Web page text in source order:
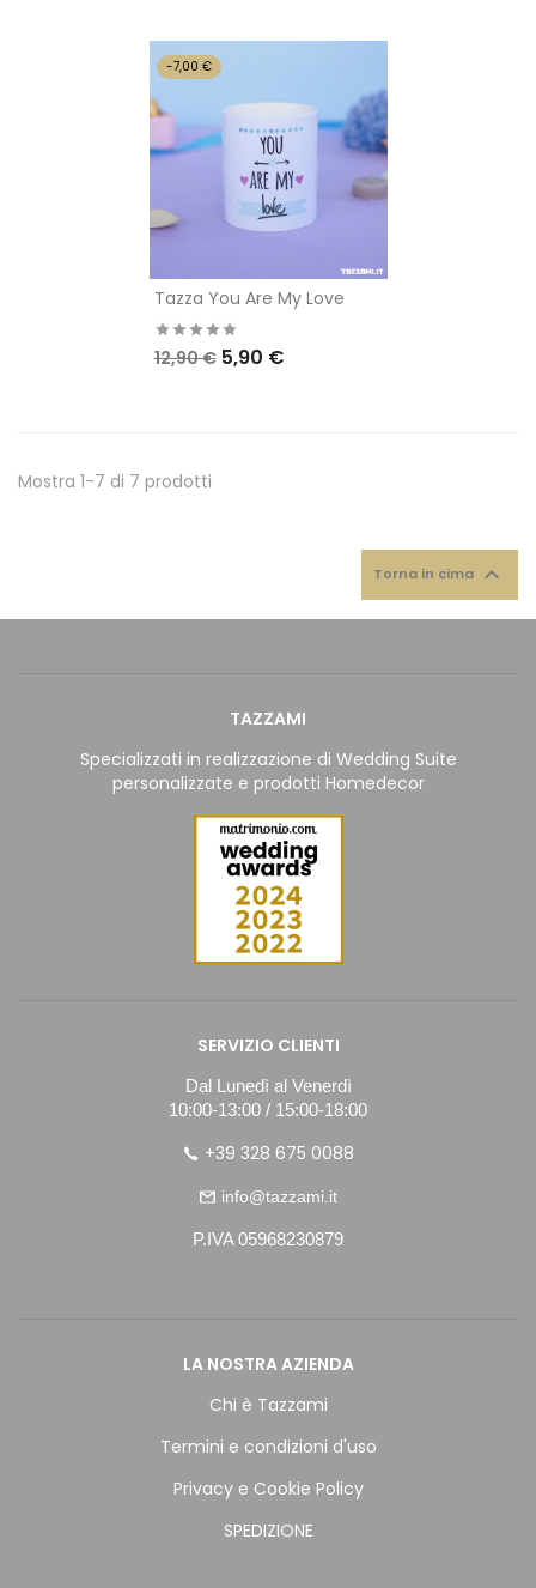
Tazza You Are My Love
12,90 € 5,90 €
-7,00 €
Mostra 1-7 di 7 prodotti
Torna in cima 
TAZZAMI
Specializzati in realizzazione di Wedding Suite
personalizzate e prodotti Homedecor
SERVIZIO CLIENTI
Dal Lunedì al Venerdì
10:00-13:00 / 15:00-18:00
+39 328 675 0088
info@tazzami.it
P.IVA 05968230879
LA NOSTRA AZIENDA
Chi è Tazzami
Termini e condizioni d'uso
Privacy e Cookie Policy
SPEDIZIONE